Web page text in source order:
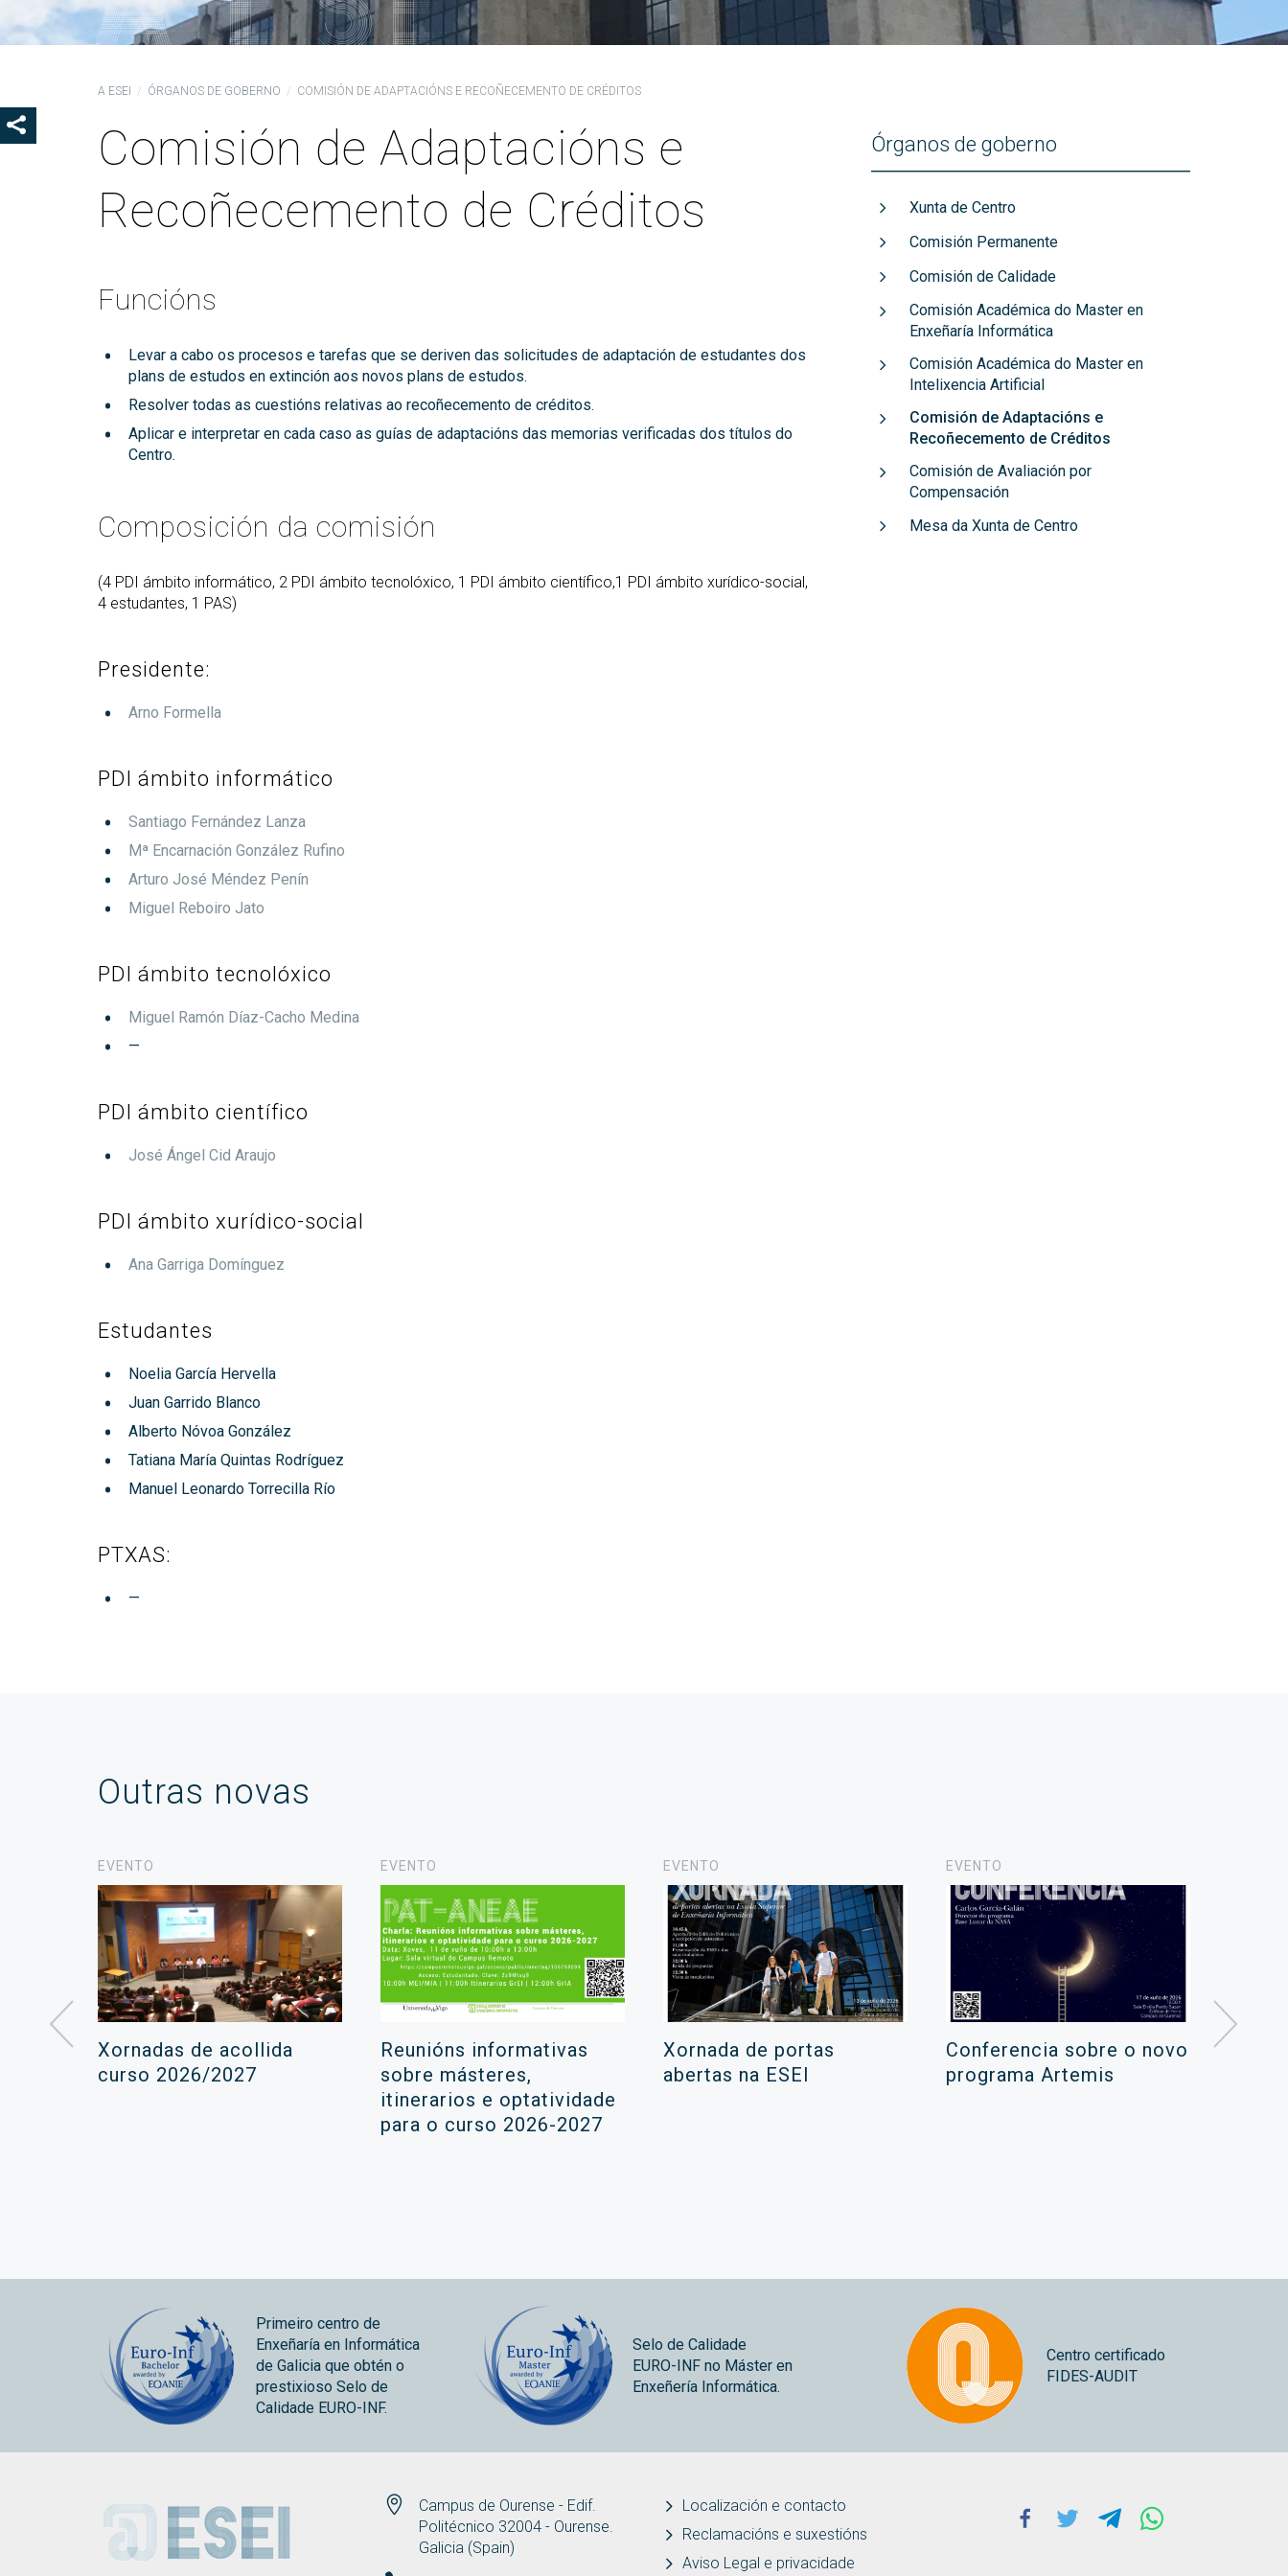
Coordinación
Delegación de Alumnos
CODDII
Colexios profesionais
Localización e contacto
Guía de benvida profesorado
Prácticas en empresa
Titorial)
Avaliación por Compensación
PARS Grao e Máster en
Enxeñaría Informática
Estudos de Doutoramento
Recoñecementos de calidade
A ESEI ÓRGANOS DE GOBERNO COMISIÓN DE ADAPTACIÓNS E RECOÑECEMENTO DE CRÉDITOS
Comisión de Adaptacións e
Recoñecemento de Créditos
Funcións
Levar a cabo os procesos e tarefas que se deriven das solicitudes de adaptación de estudantes dos
plans de estudos en extinción aos novos plans de estudos.
Resolver todas as cuestións relativas ao recoñecemento de créditos.
Aplicar e interpretar en cada caso as guías de adaptacións das memorias verificadas dos títulos do
Centro.
Composición da comisión
(4 PDI ámbito informático, 2 PDI ámbito tecnolóxico, 1 PDI ámbito científico,1 PDI ámbito xurídico-social,
4 estudantes, 1 PAS)
Presidente:
Arno Formella
PDI ámbito informático
Santiago Fernández Lanza
Mª Encarnación González Rufino
Arturo José Méndez Penín
Miguel Reboiro Jato
PDI ámbito tecnolóxico
Miguel Ramón Díaz-Cacho Medina
—
PDI ámbito científico
José Ángel Cid Araujo
PDI ámbito xurídico-social
Ana Garriga Domínguez
Estudantes
Noelia García Hervella
Juan Garrido Blanco
Alberto Nóvoa González
Tatiana María Quintas Rodríguez
Manuel Leonardo Torrecilla Río
PTXAS:
—
Órganos de goberno
Xunta de Centro
Comisión Permanente
Comisión de Calidade
Comisión Académica do Master en
Enxeñaría Informática
Comisión Académica do Master en
Intelixencia Artificial
Comisión de Adaptacións e
Recoñecemento de Créditos
Comisión de Avaliación por
Compensación
Mesa da Xunta de Centro
Outras novas
EVENTO
Xornadas de acollida
curso 2026/2027
EVENTO
Reunións informativas
sobre másteres,
itinerarios e optatividade
para o curso 2026-2027
EVENTO
Xornada de portas
abertas na ESEI
EVENTO
Conferencia sobre o novo
programa Artemis
Primeiro centro de
Enxeñaría en Informática
de Galicia que obtén o
prestixioso Selo de
Calidade EURO-INF.
Selo de Calidade
EURO-INF no Máster en
Enxeñería Informática.
Centro certificado
FIDES-AUDIT
ESEI
Campus de Ourense - Edif.
Politécnico 32004 - Ourense.
Galicia (Spain)
Localización e contacto
Reclamacións e suxestións
Aviso Legal e privacidade
Facebook
Twitter Telegram
MOSTRAR OS BOTÓNS DE COMPARTIR